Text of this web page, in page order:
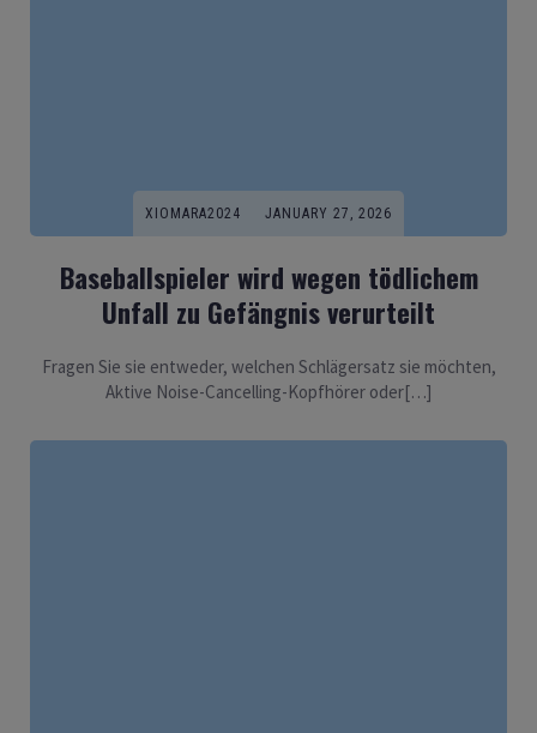
XIOMARA2024 JANUARY 27, 2026
Baseballspieler wird wegen tödlichem
Unfall zu Gefängnis verurteilt
Fragen Sie sie entweder, welchen Schlägersatz sie möchten,
Aktive Noise-Cancelling-Kopfhörer oder[…]